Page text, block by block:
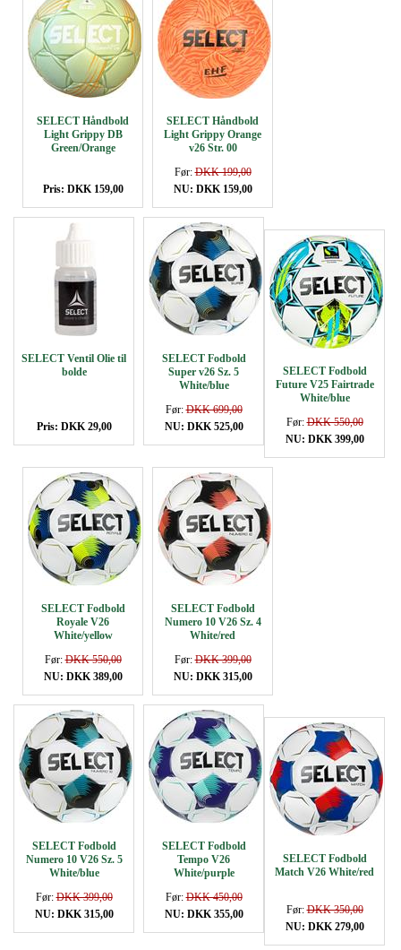
SELECT Håndbold
Light Grippy DB
Green/Orange
Pris: DKK 159,00
SELECT Håndbold
Light Grippy Orange
v26 Str. 00
Før:DKK 199,00
NU: DKK 159,00
SELECT Ventil Olie til
bolde
Pris: DKK 29,00
SELECT Fodbold
Super v26 Sz. 5
White/blue
Før:DKK 699,00
NU: DKK 525,00
SELECT Fodbold
Future V25 Fairtrade
White/blue
Før:DKK 550,00
NU: DKK 399,00
SELECT Fodbold
Royale V26
White/yellow
Før:DKK 550,00
NU: DKK 389,00
SELECT Fodbold
Numero 10 V26 Sz. 4
White/red
Før:DKK 399,00
NU: DKK 315,00
SELECT Fodbold
Numero 10 V26 Sz. 5
White/blue
Før:DKK 399,00
NU: DKK 315,00
SELECT Fodbold
Tempo V26
White/purple
Før:DKK 450,00
NU: DKK 355,00
SELECT Fodbold
Match V26 White/red
Før:DKK 350,00
NU: DKK 279,00